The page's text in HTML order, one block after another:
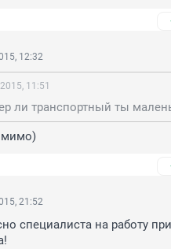
12:32
11:51
мимо)
21:52
специалиста на работу